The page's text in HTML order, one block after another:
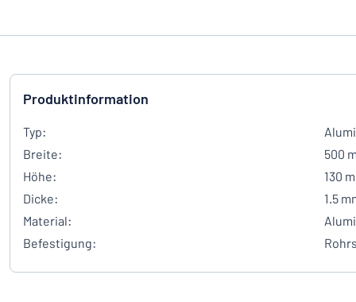
Produktinformation
Typ:
Breite:
500
Höhe:
130
Dicke:
1.5
Material:
Befestigung: